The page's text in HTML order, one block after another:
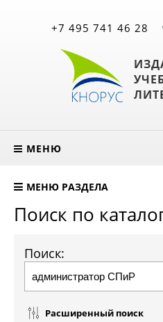
+7 495 741 46 28
МЕНЮ
МЕНЮ РАЗДЕЛА
Поиск по
Поиск:
Расширенный поиск